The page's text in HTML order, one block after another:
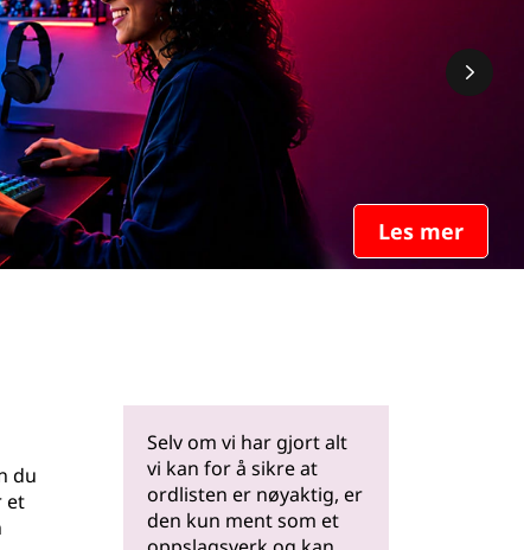
Les mer
du
et
Selv om vi har gjort alt
vi kan for å sikre at
ordlisten er nøyaktig, er
den kun ment som et